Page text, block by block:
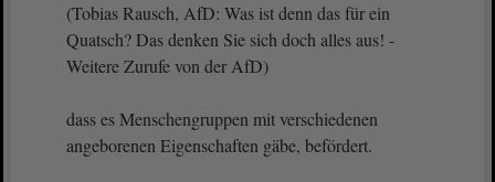
(Tobias Rausch, AfD: Was ist denn das für ein
Quatsch? Das denken Sie sich doch alles aus! -
Weitere Zurufe von der AfD)
dass es Menschengruppen mit verschiedenen
angeborenen Eigenschaften gäbe, befördert.